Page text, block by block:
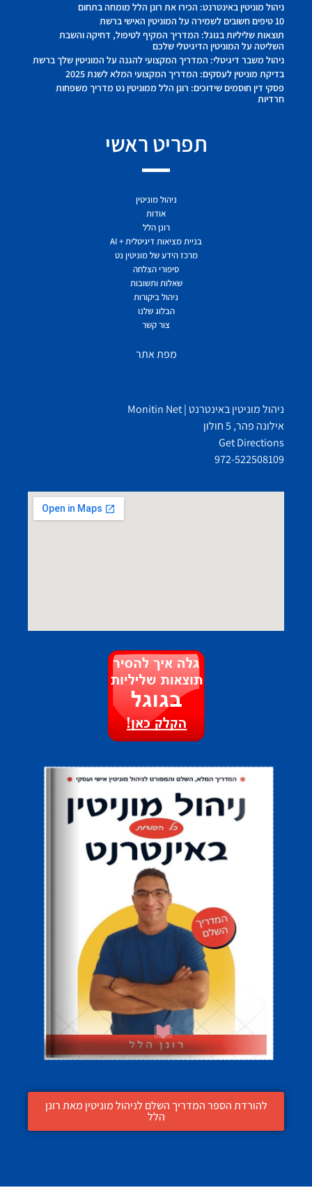
ניהול מוניטין באינטרנט: הכירו את רונן הלל מומחה בתחום
10 טיפים חשובים לשמירה על המוניטין האישי ברשת
תוצאות שליליות בגוגל: המדריך המקיף לטיפול, דחיקה והשבת
השליטה על המוניטין הדיגיטלי שלכם
ניהול משבר דיגיטלי: המדריך המקצועי להגנה על המוניטין שלך ברשת
בדיקת מוניטין לעסקים: המדריך המקצועי המלא לשנת 2025
פסקי דין חוסמים שידוכים: רונן הלל ממוניטין נט מדריך משפחות
חרדיות
תפריט ראשי
ניהול מוניטין
אודות
רונן הלל
בניית מציאות דיגיטלית + AI
מרכז הידע של מוניטין נט
סיפורי הצלחה
שאלות ותשובות
ניהול ביקורות
הבלוג שלנו
צור קשר
מפת אתר
ניהול מוניטין באינטרנט | Monitin Net
אילונה פהר, 5 חולון
Get Directions
972-522508109
להורדת הספר המדריך השלם לניהול מוניטין מאת רונן
הלל